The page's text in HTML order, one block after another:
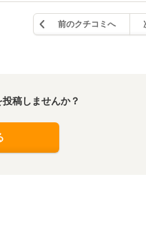
前のクチコミへ
稿しませんか？